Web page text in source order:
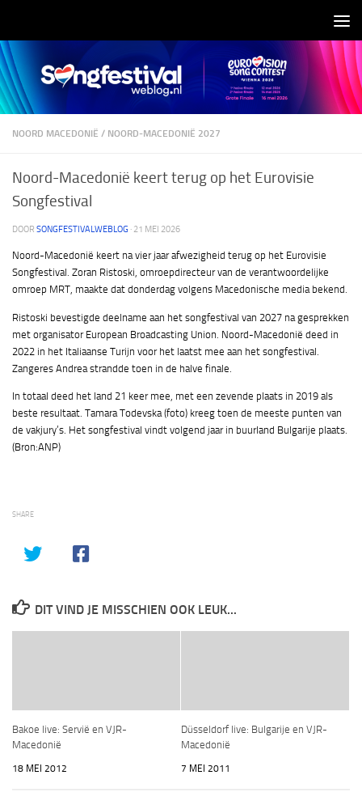
NOORD MACEDONIË / NOORD-MACEDONIË 2027
Noord-Macedonië keert terug op het Eurovisie
Songfestival
DOOR SONGFESTIVALWEBLOG · 21 MEI 2026
Noord-Macedonië keert na vier jaar afwezigheid terug op het Eurovisie
Songfestival. Zoran Ristoski, omroepdirecteur van de verantwoordelijke
omroep MRT, maakte dat donderdag volgens Macedonische media bekend.
Ristoski bevestigde deelname aan het songfestival van 2027 na gesprekken
met organisator European Broadcasting Union. Noord-Macedonië deed in
2022 in het Italiaanse Turijn voor het laatst mee aan het songfestival.
Zangeres Andrea strandde toen in de halve finale.
In totaal deed het land 21 keer mee, met een zevende plaats in 2019 als
beste resultaat. Tamara Todevska (foto) kreeg toen de meeste punten van
de vakjury’s. Het songfestival vindt volgend jaar in buurland Bulgarije plaats.
(Bron:ANP)
SHARE
DIT VIND JE MISSCHIEN OOK LEUK...
Bakoe live: Servië en VJR-
Macedonië
18 MEI 2012
Düsseldorf live: Bulgarije en VJR-
Macedonië
7 MEI 2011